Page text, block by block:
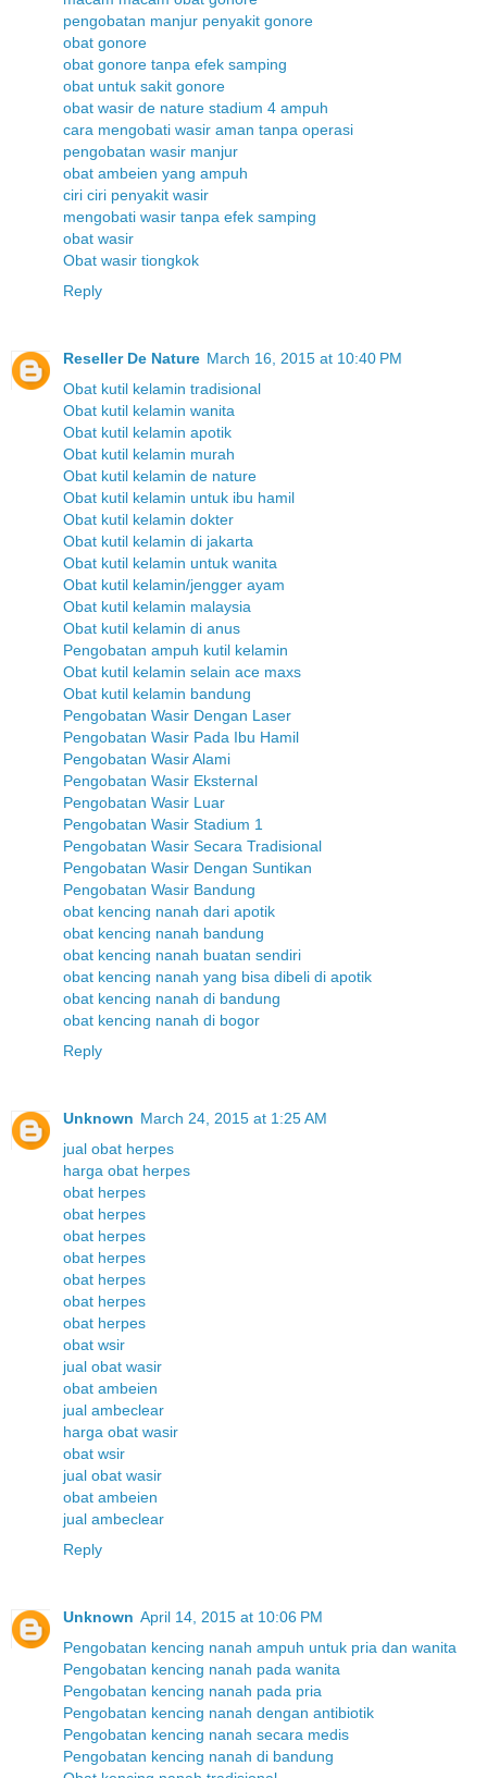
pengobatan manjur penyakit gonore
obat gonore
obat gonore tanpa efek samping
obat untuk sakit gonore
obat wasir de nature stadium 4 ampuh
cara mengobati wasir aman tanpa operasi
pengobatan wasir manjur
obat ambeien yang ampuh
ciri ciri penyakit wasir
mengobati wasir tanpa efek samping
obat wasir
Obat wasir tiongkok
Reply
Reseller De Nature March 16, 2015 at 10:40 PM
Obat kutil kelamin tradisional
Obat kutil kelamin wanita
Obat kutil kelamin apotik
Obat kutil kelamin murah
Obat kutil kelamin de nature
Obat kutil kelamin untuk ibu hamil
Obat kutil kelamin dokter
Obat kutil kelamin di jakarta
Obat kutil kelamin untuk wanita
Obat kutil kelamin/jengger ayam
Obat kutil kelamin malaysia
Obat kutil kelamin di anus
Pengobatan ampuh kutil kelamin
Obat kutil kelamin selain ace maxs
Obat kutil kelamin bandung
Pengobatan Wasir Dengan Laser
Pengobatan Wasir Pada Ibu Hamil
Pengobatan Wasir Alami
Pengobatan Wasir Eksternal
Pengobatan Wasir Luar
Pengobatan Wasir Stadium 1
Pengobatan Wasir Secara Tradisional
Pengobatan Wasir Dengan Suntikan
Pengobatan Wasir Bandung
obat kencing nanah dari apotik
obat kencing nanah bandung
obat kencing nanah buatan sendiri
obat kencing nanah yang bisa dibeli di apotik
obat kencing nanah di bandung
obat kencing nanah di bogor
Reply
Unknown March 24, 2015 at 1:25 AM
jual obat herpes
harga obat herpes
obat herpes
obat herpes
obat herpes
obat herpes
obat herpes
obat herpes
obat herpes
obat wsir
jual obat wasir
obat ambeien
jual ambeclear
harga obat wasir
obat wsir
jual obat wasir
obat ambeien
jual ambeclear
Reply
Unknown April 14, 2015 at 10:06 PM
Pengobatan kencing nanah ampuh untuk pria dan wanita
Pengobatan kencing nanah pada wanita
Pengobatan kencing nanah pada pria
Pengobatan kencing nanah dengan antibiotik
Pengobatan kencing nanah secara medis
Pengobatan kencing nanah di bandung